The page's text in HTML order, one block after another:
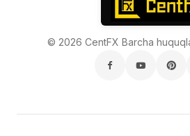
© 2026 CentFX Barcha